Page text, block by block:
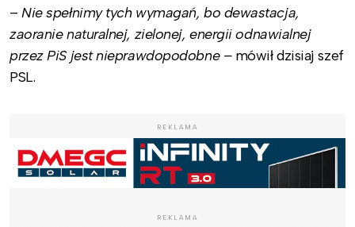
–Nie spełnimy tych wymagań, bo dewastacja,
zaoranie naturalnej, zielonej, energii odnawialnej
przez PiS jest nieprawdopodobne –mówił dzisiaj szef
PSL.
REKLAMA
REKLAMA